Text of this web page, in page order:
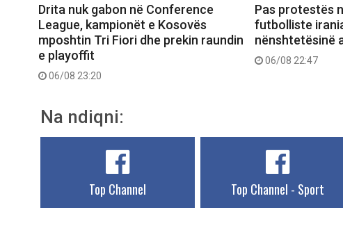
Drita nuk gabon në Conference
League, kampionët e Kosovës
mposhtin Tri Fiori dhe prekin raundin
e playoffit
06/08 23:20
Pas protestës
futbolliste
nënshtetësinë
06/08 22:47
Na ndiqni:
Top Channel Top Channel - Sport